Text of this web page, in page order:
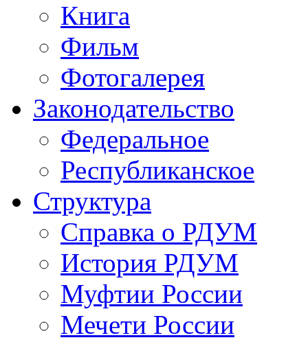
Книга
Фильм
Фотогалерея
Законодательство
Федеральное
Республиканское
Структура
Справка о РДУМ
История РДУМ
Муфтии России
Мечети России